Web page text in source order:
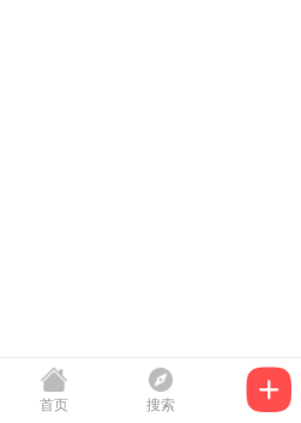
首页 搜索